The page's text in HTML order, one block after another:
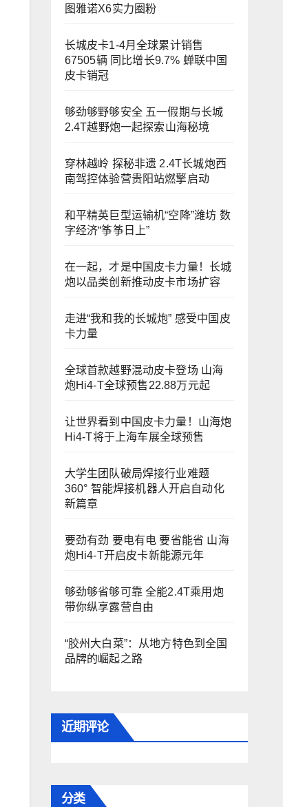
图雅诺X6实力圈粉
长城皮卡1-4月全球累计销售
67505辆 同比增长9.7% 蝉联中国
皮卡销冠
够劲够野够安全 五一假期与长城
2.4T越野炮一起探索山海秘境
穿林越岭 探秘非遗 2.4T长城炮西
南驾控体验营贵阳站燃擎启动
和平精英巨型运输机“空降”潍坊 数
字经济“筝筝日上”
在一起，才是中国皮卡力量！长城
炮以品类创新推动皮卡市场扩容
走进“我和我的长城炮” 感受中国皮
卡力量
全球首款越野混动皮卡登场 山海
炮Hi4-T全球预售22.88万元起
让世界看到中国皮卡力量！山海炮
Hi4-T将于上海车展全球预售
大学生团队破局焊接行业难题
360° 智能焊接机器人开启自动化
新篇章
要劲有劲 要电有电 要省能省 山海
炮Hi4-T开启皮卡新能源元年
够劲够省够可靠 全能2.4T乘用炮
带你纵享露营自由
“胶州大白菜”：从地方特色到全国
品牌的崛起之路
近期评论
分类